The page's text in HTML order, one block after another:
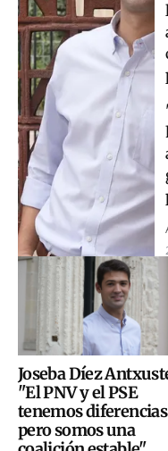
Joseba Díez
"El PNV y el PSE
tenemos diferencias
pero somos una